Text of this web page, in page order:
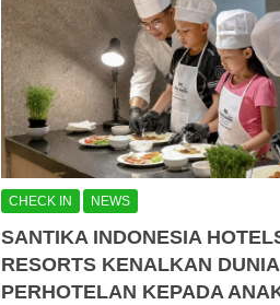
CHECK IN NEWS
SANTIKA INDONESIA
RESORTS KENALKAN DUNIA
PERHOTELAN KEPADA